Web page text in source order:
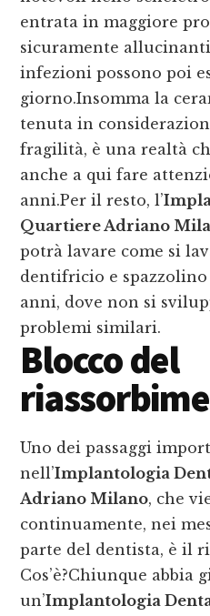
entrata in maggiore
sicuramente
infezioni possono poi
giorno.Insomma la
tenuta in
fragilità, è una realtà
anche a qui fare
anni.Per il resto, l’
Quartiere Adriano
potrà lavare come si
dentifricio e
anni, dove non si
problemi similari.
Blocco del
Uno dei passaggi
nell’Implantologia
Adriano Milano, che
continuamente, nei
parte del dentista, è il
Cos’è?Chiunque abbia
un’Implantologia